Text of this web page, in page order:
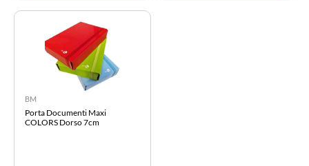
BM
Porta Documenti Maxi
COLORS Dorso 7cm